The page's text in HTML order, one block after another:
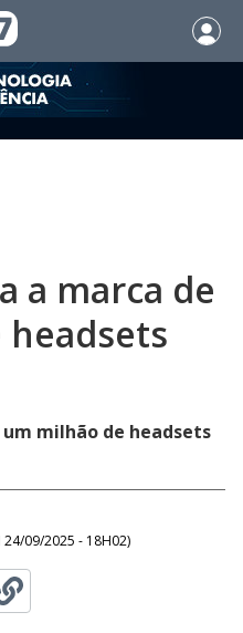
a marca de
milhão de headsets
24/09/2025 - 18H02)